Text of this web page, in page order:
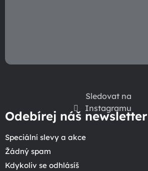
Sledovat na
Instagramu
Odebírej náš newsletter
Speciální slevy a akce
Žádný spam
Kdykoliv se odhlásíš